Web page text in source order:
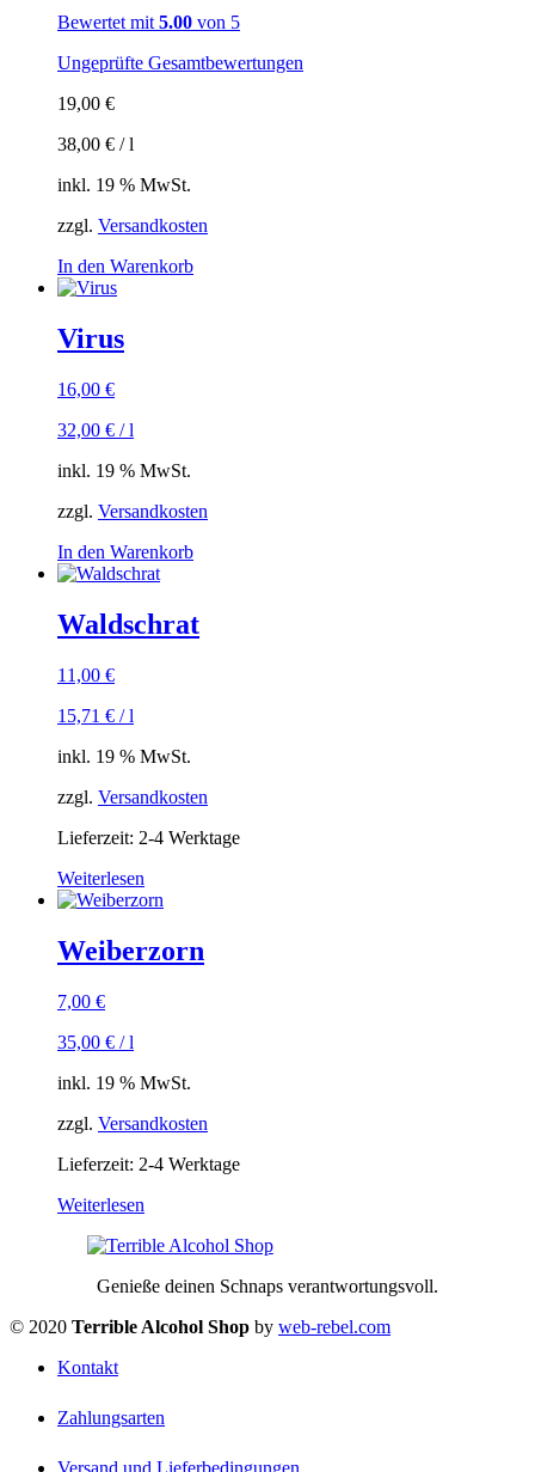
Bewertet mit 5.00 von 5
Ungeprüfte Gesamtbewertungen
19,00 €
38,00 € /l
inkl. 19 % MwSt.
zzgl. Versandkosten
In den Warenkorb
Virus
16,00 €
32,00 € /l
inkl. 19 % MwSt.
zzgl. Versandkosten
In den Warenkorb
Waldschrat
11,00 €
15,71 € /l
inkl. 19 % MwSt.
zzgl. Versandkosten
Lieferzeit: 2-4 Werktage
Weiterlesen
Weiberzorn
7,00 €
35,00 € /l
inkl. 19 % MwSt.
zzgl. Versandkosten
Lieferzeit: 2-4 Werktage
Weiterlesen
Genieße deinen Schnaps verantwortungsvoll.
© 2020 Terrible Alcohol Shop by web-rebel.com
Kontakt
Zahlungsarten
Versand und Lieferbedingungen